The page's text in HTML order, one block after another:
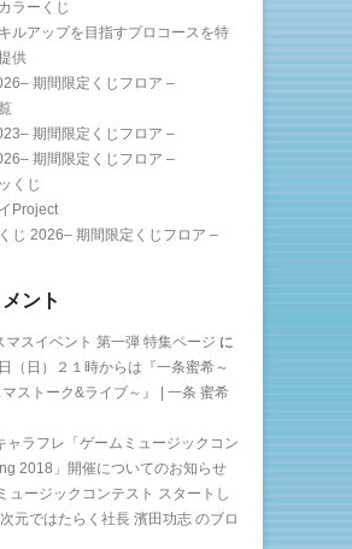
)
ラーくじ
ルアップを目指すプロコースを特
供
期間限定くじフロア –
期間限定くじフロア –
期間限定くじフロア –
くじ
Project
じ 2026– 期間限定くじフロア –
ント
マスイベント 第一弾 特集ページ に
（日）２１時からは『一条蜜希～
ストーク&ライブ～』 | 一条 蜜希
ャラフレ「ゲームミュージックコン
2018」開催についてのお知らせ
ュージックコンテスト スタートし
元ではたらく社長 濱田功志 のブロ